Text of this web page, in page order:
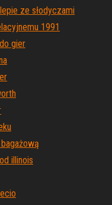
ze słodyczami
1991
gier
illinois